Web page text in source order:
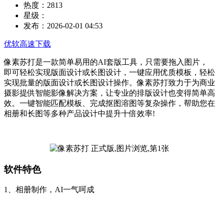
热度： 2813
星级：
发布： 2026-02-01 04:53
优软高速下载
像素苏打是一款简单易用的AI套版工具，只需要拖入图片，
即可轻松实现版面设计或长图设计，一键应用优质模板，轻松
实现批量的版面设计或长图设计操作。像素苏打致力于为商业
摄影提供智能影像解决方案，让专业的排版设计也变得简单高
效。一键智能匹配模板、完成抠图溶图等复杂操作，帮助您在
相册和长图等多种产品设计中提升十倍效率!
软件特色
1、相册制作，AI一气呵成